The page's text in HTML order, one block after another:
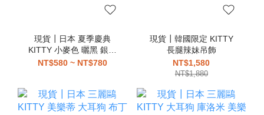
現貨┃日本 夏季慶典
KITTY 小麥色 曬黑 銀色
黑皮 黑色 足球 吊飾
NT$580 ~ NT$780
現貨┃韓國限定 KITTY
長腿辣妹吊飾
NT$1,580
NT$1,880